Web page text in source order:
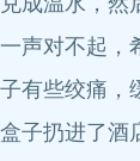
对不起，
些绞痛，
子扔进了酒